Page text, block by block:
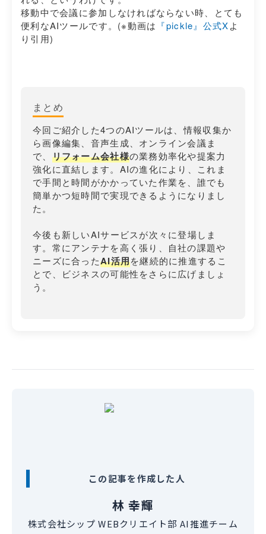
移動中で会議に参加しなければならない時、とても
便利なAIツールです。(※動画は 『pickle』公式Xよ
り引用)
まとめ
今回ご紹介した4つのAIツールは、情報収集か
ら画像編集、音声生成、オンライン会議ま
で、 リフォーム会社様の業務効率化や提案力
強化に直結します。AIの進化により、これま
で手間と時間がかかっていた作業を、誰でも
簡単かつ短時間で実現できるようになりまし
た。
今後も新しいAIサービスが次々に登場しま
す。常にアンテナを高く張り、自社の課題や
ニーズに合ったAI活用を継続的に推進するこ
とで、ビジネスの可能性をさらに広げましょ
う。
この記事を作成した人
林 幸輝
株式会社シップ WEBクリエイト部 AI推進チーム